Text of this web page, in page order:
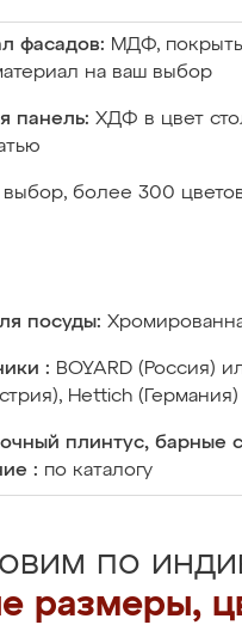
фасадов: МДФ,
на ваш выбор
панель: ХДФ в цвет
выбор, более 300
посуды:
: BOYARD (Россия)
Hettich (Германия)
плинтус, барные
: по каталогу
по
размеры,